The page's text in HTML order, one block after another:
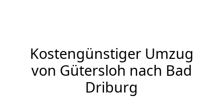
Kostengünstiger Umzug
von Gütersloh nach Bad
Driburg